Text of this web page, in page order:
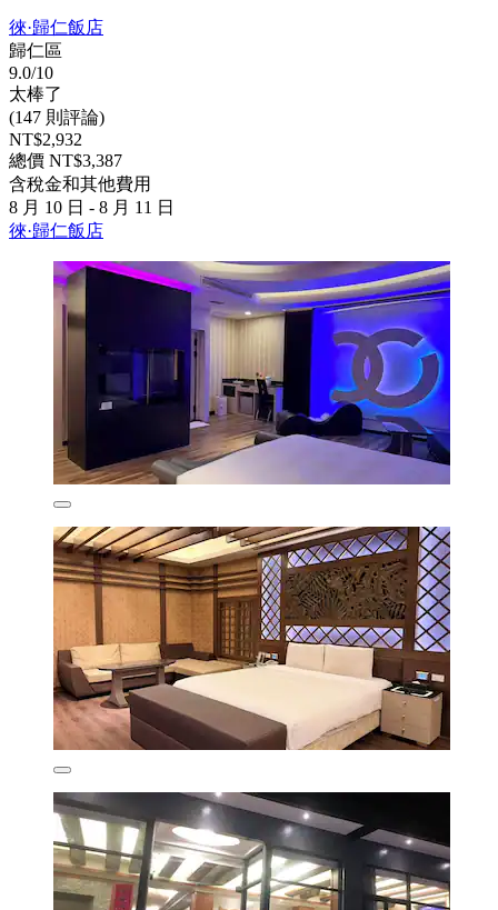
徠·歸仁飯店
歸仁區
9.0/10
太棒了
(147 則評論)
NT$2,932
總價 NT$3,387
含稅金和其他費用
8 月 10 日 - 8 月 11 日
徠·歸仁飯店